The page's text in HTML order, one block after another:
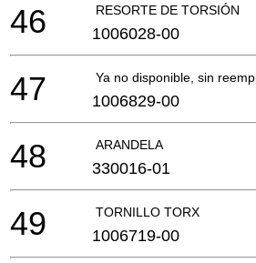
RESORTE DE TORSIÓN
46 1006028-00
Ya no disponible, sin
47 1006829-00
ARANDELA
48 330016-01
TORNILLO TORX
49 1006719-00